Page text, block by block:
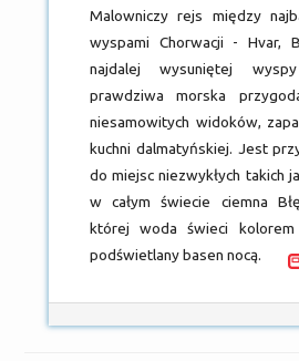
Malowniczy rejs między
wyspami Chorwacji - Hvar,
najdalej wysuniętej
prawdziwa morska
niesamowitych widoków,
kuchni dalmatyńskiej. Jest
do miejsc niezwykłych takich
w całym świecie ciemna
której woda świeci kolorem
podświetlany basen nocą.